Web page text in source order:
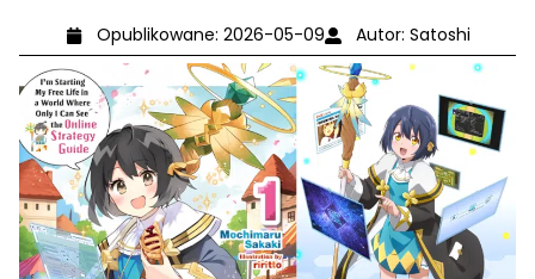
Opublikowane: 2026-05-09 Autor: Satoshi